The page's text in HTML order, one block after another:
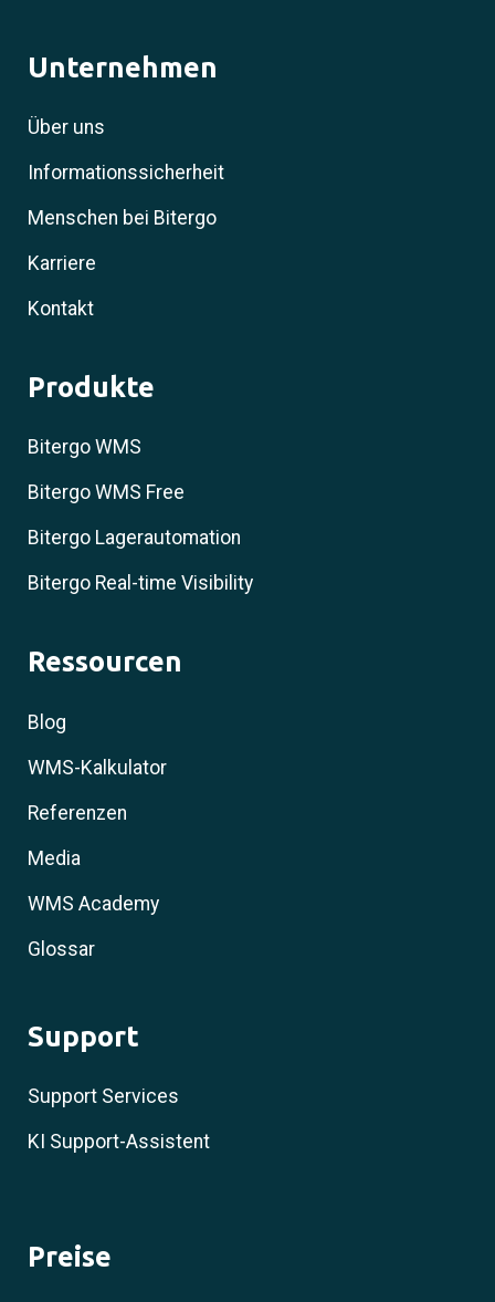
Unternehmen
Über uns
Informationssicherheit
Menschen bei Bitergo
Karriere
Kontakt
Produkte
Bitergo WMS
Bitergo WMS Free
Bitergo Lagerautomation
Bitergo Real-time Visibility
Ressourcen
Blog
WMS-Kalkulator
Referenzen
Media
WMS Academy
Glossar
Support
Support Services
KI Support-Assistent
Preise